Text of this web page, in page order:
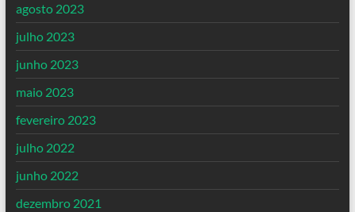
agosto 2023
julho 2023
junho 2023
maio 2023
fevereiro 2023
julho 2022
junho 2022
dezembro 2021